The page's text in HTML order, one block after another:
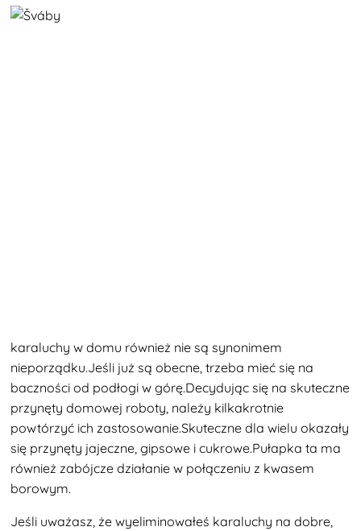
karaluchy w domu również nie są synonimem
nieporządku.Jeśli już są obecne, trzeba mieć się na
baczności od podłogi w górę.Decydując się na skuteczne
przynęty domowej roboty, należy kilkakrotnie
powtórzyć ich zastosowanie.Skuteczne dla wielu okazały
się przynęty jajeczne, gipsowe i cukrowe.Pułapka ta ma
również zabójcze działanie w połączeniu z kwasem
borowym.
Jeśli uważasz, że wyeliminowałeś karaluchy na dobre,